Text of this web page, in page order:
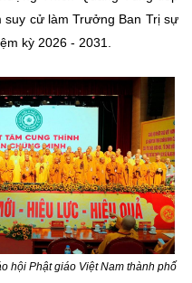
cử làm Trưởng Ban Trị sự
kỳ 2026 - 2031.
hội Phật giáo Việt Nam thành phố